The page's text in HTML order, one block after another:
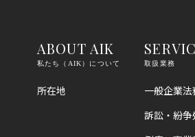
ABOUT AIK
私たち（AIK）について
所在地
取扱業務
一般企業
訴訟・紛争